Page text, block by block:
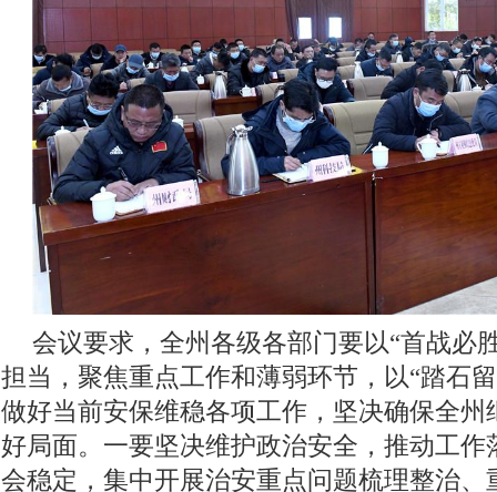
会议要求，全州各级各部门要以“首战必
担当，聚焦重点工作和薄弱环节，以“踏石
做好当前安保维稳各项工作，坚决确保全州
好局面。一要坚决维护政治安全，推动工作
会稳定，集中开展治安重点问题梳理整治、